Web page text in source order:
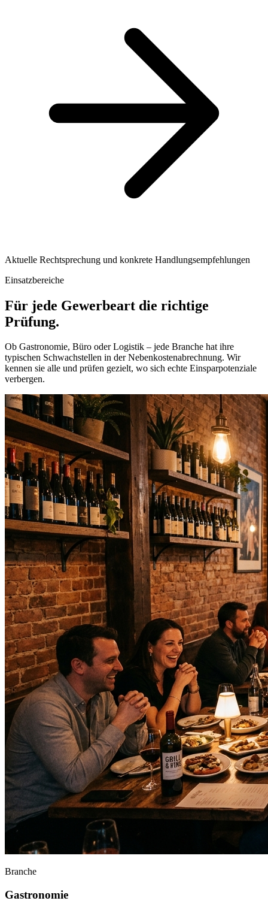
Aktuelle Rechtsprechung und konkrete Handlungsempfehlungen
Einsatzbereiche
Für jede Gewerbeart die richtige
Prüfung.
Ob Gastronomie, Büro oder Logistik – jede Branche hat ihre
typischen Schwachstellen in der Nebenkostenabrechnung. Wir
kennen sie alle und prüfen gezielt, wo sich echte Einsparpotenziale
verbergen.
Branche
Gastronomie